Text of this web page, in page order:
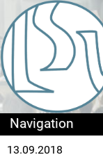
Die LSV
13.09.2018